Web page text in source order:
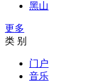
黑山
更多
类 别
门户
音乐